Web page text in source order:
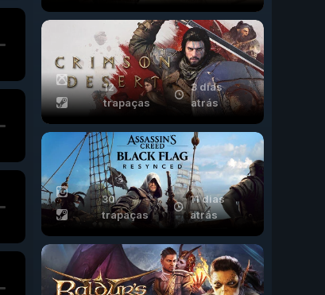
12
trapaças
3 dias
atrás
30
trapaças
11 dias
atrás